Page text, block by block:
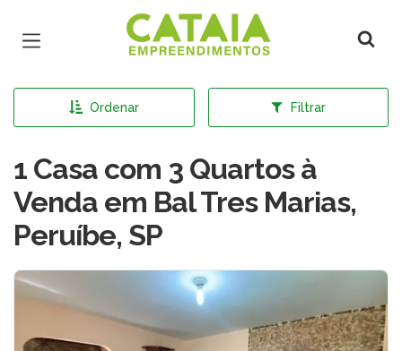
Página inicial
Ordenar Filtrar
1 Casa com 3 Quartos à
Venda em Bal Tres Marias,
Peruíbe, SP